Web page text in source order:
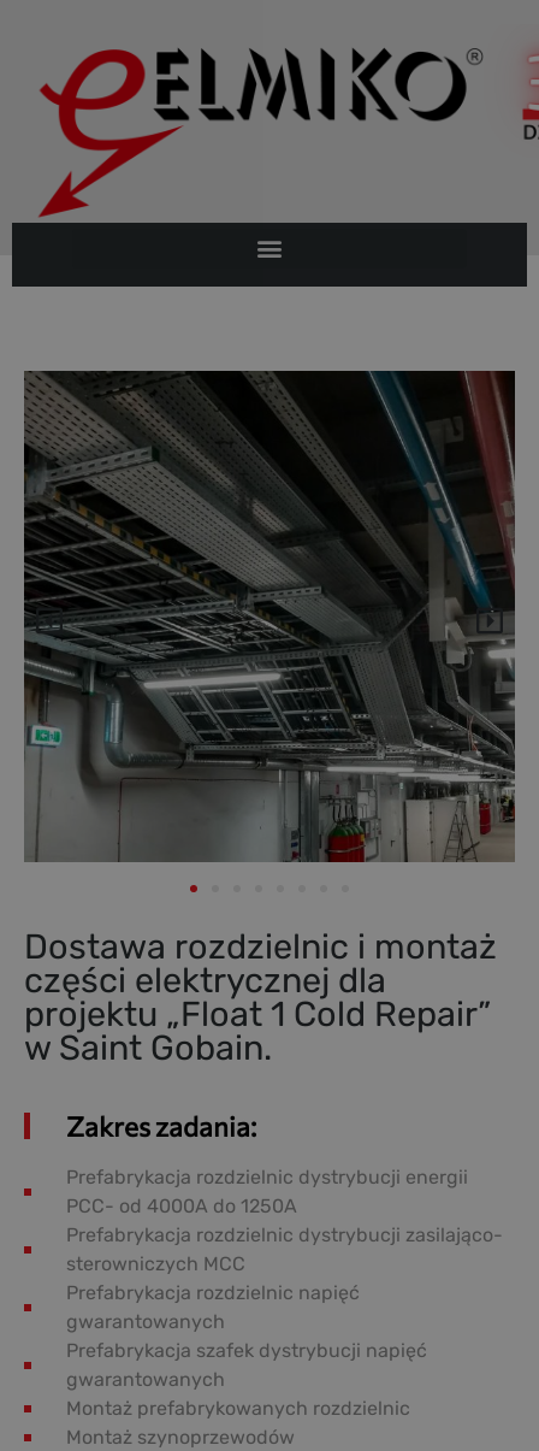
Dostawa rozdzielnic i montaż
części elektrycznej dla
projektu „Float 1 Cold Repair”
w Saint Gobain.
Zakres zadania:
Prefabrykacja rozdzielnic dystrybucji energii
PCC- od 4000A do 1250A
Prefabrykacja rozdzielnic dystrybucji zasilająco-
sterowniczych MCC
Prefabrykacja rozdzielnic napięć
gwarantowanych
Prefabrykacja szafek dystrybucji napięć
gwarantowanych
Montaż prefabrykowanych rozdzielnic
Montaż szynoprzewodów